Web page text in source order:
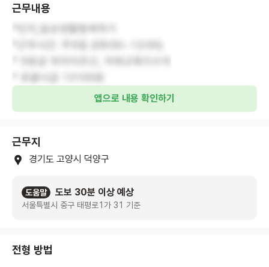
근무내용
앱으로 내용 확인하기
근무지
경기도 고양시 덕양구
도움말 도보 30분 이상 예상
서울특별시 중구 태평로1가 31 기준
전형 방법